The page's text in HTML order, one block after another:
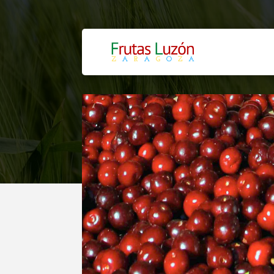
CEREZA